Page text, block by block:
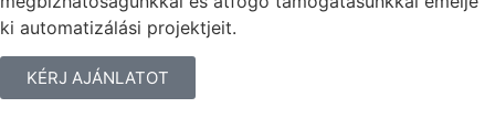
ki automatizálási projektjeit.
KÉRJ AJÁNLATOT